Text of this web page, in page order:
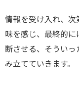
情報を受け入れ、次
味を感じ、最終的
断させる、そうい
み立てていきます。